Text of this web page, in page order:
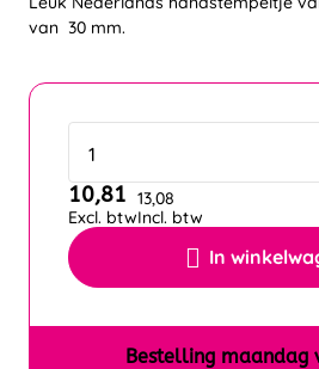
van 30 mm.
In
10,81
Excl. btw
13,08
Incl. btw
Bestelling maandag